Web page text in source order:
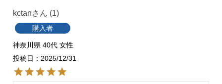
kctan 1
購入者
神奈川県 40代 女性
投稿日
2025/12/31